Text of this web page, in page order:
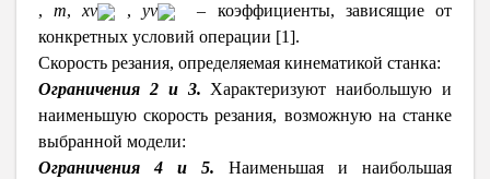
,m,xv , yv
– коэффициенты, зависящие от
конкретных условий операции [1].
Скорость резания, определяемая кинематикой станка:
Ограничения 2 и 3. Характеризуют наибольшую и
наименьшую скорость резания, возможную на станке
выбранной модели:
Ограничения 4 и 5. Наименьшая и наибольшая